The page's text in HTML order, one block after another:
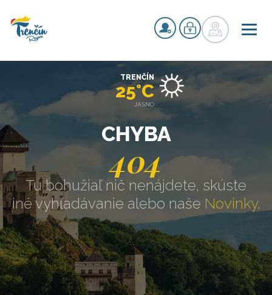
CHYBA
404
Tu bohužiaľ nič nenájdete, skúste
iné vyhľadávanie alebo naše Novinky.
TRENČÍN
25°C
JASNO